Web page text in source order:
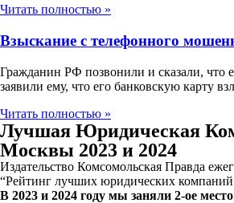
Читать полностью »
Взыскание с телефонного
Гражданин РФ позвонили и сказали, что
заявили ему, что его банковскую карту
Читать полностью »
Лучшая Юридическая
Москвы 2023 и 2024
Издательство Комсомольская Правда
“Рейтинг лучших юридических
В 2023 и 2024 году мы заняли 2-ое